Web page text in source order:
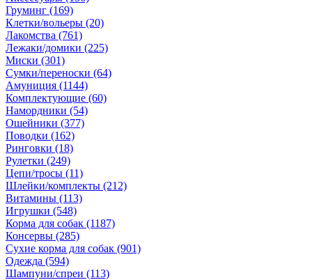
Груминг (169)
Клетки/вольеры (20)
Лакомства (761)
Лежаки/домики (225)
Миски (301)
Сумки/переноски (64)
Амуниция (1144)
Комплектующие (60)
Намордники (54)
Ошейники (377)
Поводки (162)
Ринговки (18)
Рулетки (249)
Цепи/тросы (11)
Шлейки/комплекты (212)
Витамины (113)
Игрушки (548)
Корма для собак (1187)
Консервы (285)
Сухие корма для собак (901)
Одежда (594)
Шампуни/спреи (113)